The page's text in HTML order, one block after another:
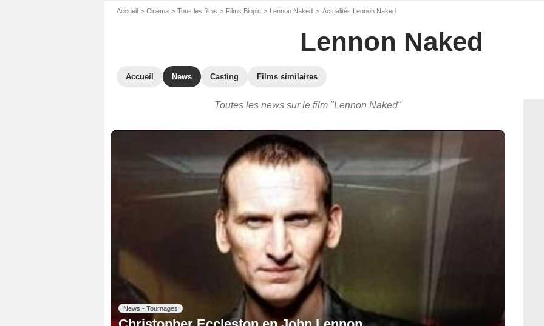
Accueil Cinéma Tous les films Films Biopic Lennon Naked Actualités Lennon Naked
Lennon Naked
Accueil News Casting Films similaires
Toutes les news sur le film "Lennon Naked"
News - Tournages